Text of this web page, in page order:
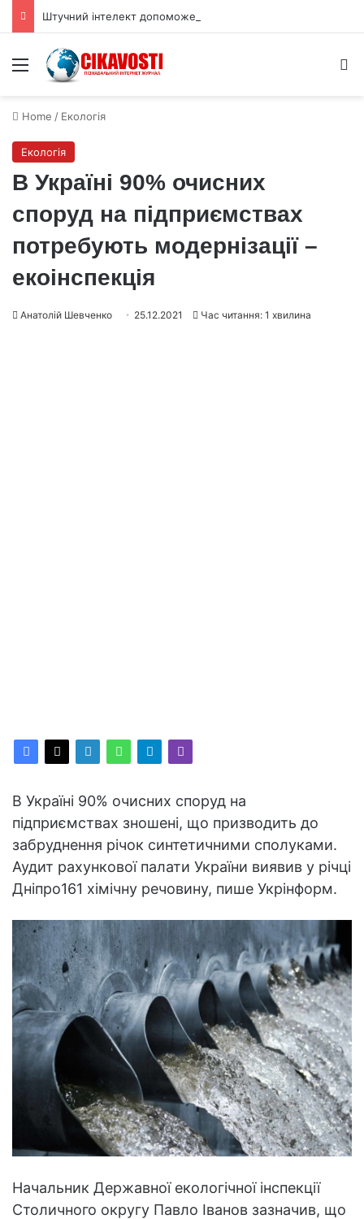
Menu
Home / Екологія
Екологія
В Україні 90% очисних
споруд на підприємствах
потребують модернізації –
екоінспекція
Анатолій Шевченко 25.12.2021 Час читання: 1 хвилина
В Україні 90% очисних споруд на
підприємствах зношені, що призводить до
забруднення річок синтетичними сполуками.
Аудит рахункової палати України виявив у річці
Дніпро161 хімічну речовину, пише Укрінформ.
Начальник Державної екологічної інспекції
Столичного округу Павло Іванов зазначив, що